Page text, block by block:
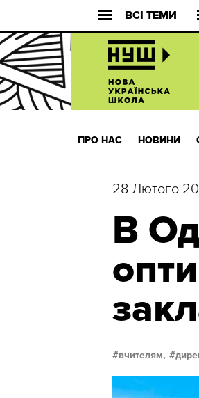
ВСІ ТЕМИ
ПРО НАС НОВИНИ
28 Лютого
В
вчителям,